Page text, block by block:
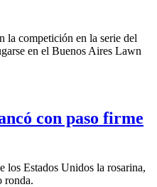
la competición en la serie del
en el Buenos Aires Lawn
con paso firme
Estados Unidos la rosarina,
ronda.